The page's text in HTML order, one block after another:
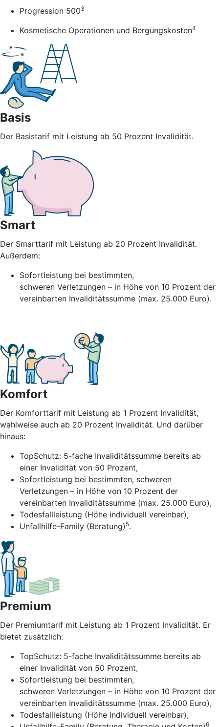
Progression 5003
Kosmetische Operationen und Bergungskosten4
Basis
Der Basistarif mit Leistung ab 50 Prozent Invalidität.
Smart
Der Smarttarif mit Leistung ab 20 Prozent Invalidität.
Außerdem:
Sofortleistung bei bestimmten,
schweren Verletzungen – in Höhe von 10 Prozent der
vereinbarten Invaliditätssumme (max. 25.000 Euro).
Komfort
Der Komforttarif mit Leistung ab 1 Prozent Invalidität,
wahlweise auch ab 20 Prozent Invalidität. Und darüber
hinaus:
TopSchutz: 5-fache Invaliditätssumme bereits ab
einer Invalidität von 50 Prozent,
Sofortleistung bei bestimmten, schweren
Verletzungen – in Höhe von 10 Prozent der
vereinbarten Invaliditätssumme (max. 25.000 Euro),
Todesfallleistung (Höhe individuell vereinbar),
Unfallhilfe-Family (Beratung) 5.
Premium
Der Premiumtarif mit Leistung ab 1 Prozent Invalidität. Er
bietet zusätzlich:
TopSchutz: 5-fache Invaliditätssumme bereits ab
einer Invalidität von 50 Prozent,
Sofortleistung bei bestimmten,
schweren Verletzungen – in Höhe von 10 Prozent der
vereinbarten Invaliditätssumme (max. 25.000 Euro),
Todesfallleistung (Höhe individuell vereinbar),
6